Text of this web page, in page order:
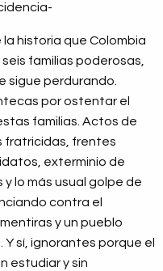
historia que Colombia
familias poderosas,
sigue perdurando.
por ostentar el
familias. Actos de
fratricidas, frentes
exterminio de
lo más usual golpe de
contra el
y un pueblo
sí, ignorantes porque el
estudiar y sin